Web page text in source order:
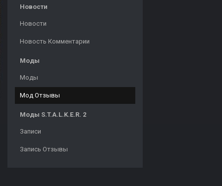
Новости
Новости
Новость Комментарии
Моды
Моды
Мод Отзывы
Моды S.T.A.L.K.E.R. 2
Записи
Запись Отзывы